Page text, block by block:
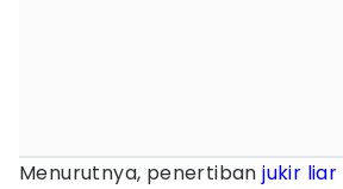
Menurutnya, penertibanjukir liar